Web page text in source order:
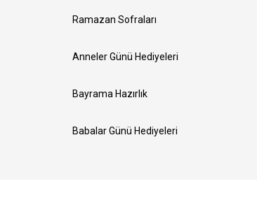
Ramazan Sofraları
Anneler Günü Hediyeleri
Bayrama Hazırlık
Babalar Günü Hediyeleri